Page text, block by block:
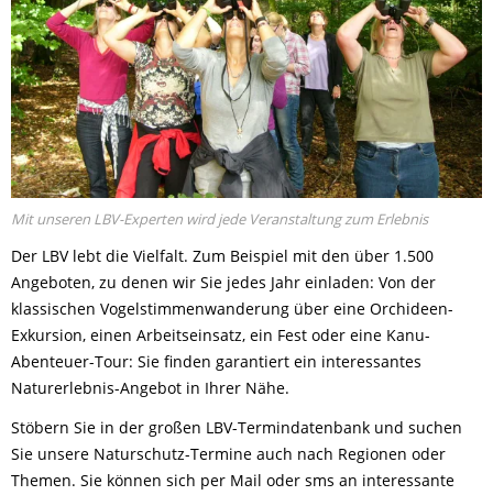
Mit unseren LBV-Experten wird jede Veranstaltung zum Erlebnis
Der LBV lebt die Vielfalt. Zum Beispiel mit den über 1.500
Angeboten, zu denen wir Sie jedes Jahr einladen: Von der
klassischen Vogelstimmenwanderung über eine Orchideen-
Exkursion, einen Arbeitseinsatz, ein Fest oder eine Kanu-
Abenteuer-Tour: Sie finden garantiert ein interessantes
Naturerlebnis-Angebot in Ihrer Nähe.
Stöbern Sie in der großen LBV-Termindatenbank und suchen
Sie unsere Naturschutz-Termine auch nach Regionen oder
Themen. Sie können sich per Mail oder sms an interessante